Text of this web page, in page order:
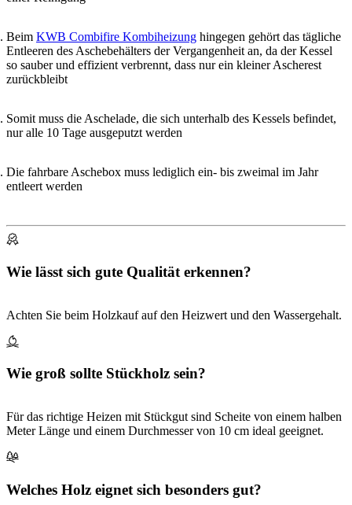
Beim KWB Combifire Kombiheizung hingegen gehört das tägliche
Entleeren des Aschebehälters der Vergangenheit an, da der Kessel
so sauber und effizient verbrennt, dass nur ein kleiner Ascherest
zurückbleibt
Somit muss die Aschelade, die sich unterhalb des Kessels befindet,
nur alle 10 Tage ausgeputzt werden
Die fahrbare Aschebox muss lediglich ein- bis zweimal im Jahr
entleert werden
Wie lässt sich gute Qualität erkennen?
Achten Sie beim Holzkauf auf den Heizwert und den Wassergehalt.
Wie groß sollte Stückholz sein?
Für das richtige Heizen mit Stückgut sind Scheite von einem halben
Meter Länge und einem Durchmesser von 10 cm ideal geeignet.
Welches Holz eignet sich besonders gut?